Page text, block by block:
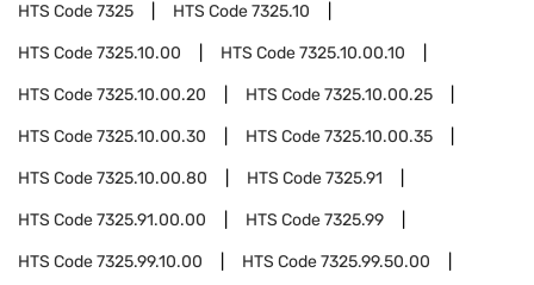
HTS Code7325 HTS Code7325.10
HTS Code7325.10.00 HTS Code7325.10.00.10
HTS Code7325.10.00.20 HTS Code7325.10.00.25
HTS Code7325.10.00.30 HTS Code7325.10.00.35
HTS Code7325.10.00.80 HTS Code7325.91
HTS Code7325.91.00.00 HTS Code7325.99
HTS Code7325.99.10.00 HTS Code7325.99.50.00